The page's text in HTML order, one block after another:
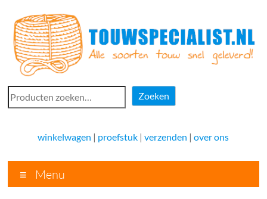
naar
inhoud
Touwspecialist.nl
voor
vele
soorten
Zoeken
Zoeken
winkelwagen | proefstuk |verzenden |over ons
Menu